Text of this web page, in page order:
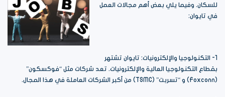
للسكان. وفيما يلي بعض أهم مجالات العمل
في تايوان:
1- التكنولوجيا والإلكترونيات: تايوان تشتهر
بقطاع التكنولوجيا العالية والإلكترونيات. تعد شركات مثل “فوكسكون”
(Foxconn) و “تسربت” (TSMC) من أكبر الشركات العاملة في هذا المجال.